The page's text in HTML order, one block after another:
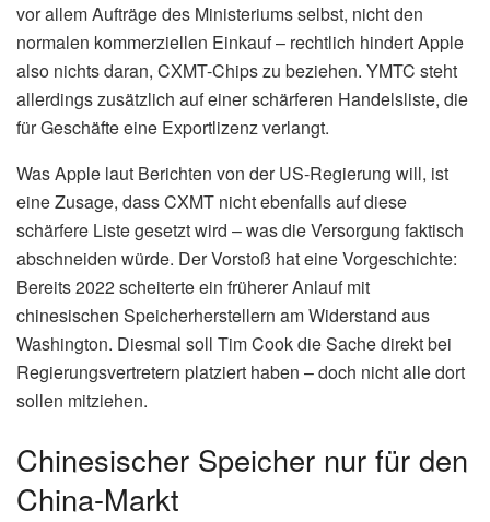
vor allem Aufträge des Ministeriums selbst, nicht den
normalen kommerziellen Einkauf – rechtlich hindert Apple
also nichts daran, CXMT-Chips zu beziehen. YMTC steht
allerdings zusätzlich auf einer schärferen Handelsliste, die
für Geschäfte eine Exportlizenz verlangt.
Was Apple laut Berichten von der US-Regierung will, ist
eine Zusage, dass CXMT nicht ebenfalls auf diese
schärfere Liste gesetzt wird – was die Versorgung faktisch
abschneiden würde. Der Vorstoß hat eine Vorgeschichte:
Bereits 2022 scheiterte ein früherer Anlauf mit
chinesischen Speicherherstellern am Widerstand aus
Washington. Diesmal soll Tim Cook die Sache direkt bei
Regierungsvertretern platziert haben – doch nicht alle dort
sollen mitziehen.
Chinesischer Speicher nur für den
China-Markt